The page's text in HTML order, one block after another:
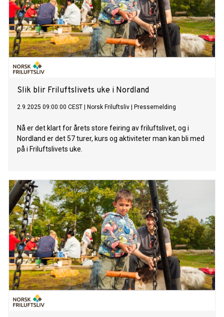
Slik blir Friluftslivets uke i Nordland
2.9.2025 09:00:00 CEST Norsk Friluftsliv Pressemelding
Nå er det klart for årets store feiring av friluftslivet, og i
Nordland er det 57 turer, kurs og aktiviteter man kan bli med
på i Friluftslivets uke.